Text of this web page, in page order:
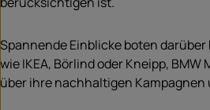
Spannende Einblicke boten
wie IKEA, Börlind oder Kneipp, BMW
über ihre nachhaltigen